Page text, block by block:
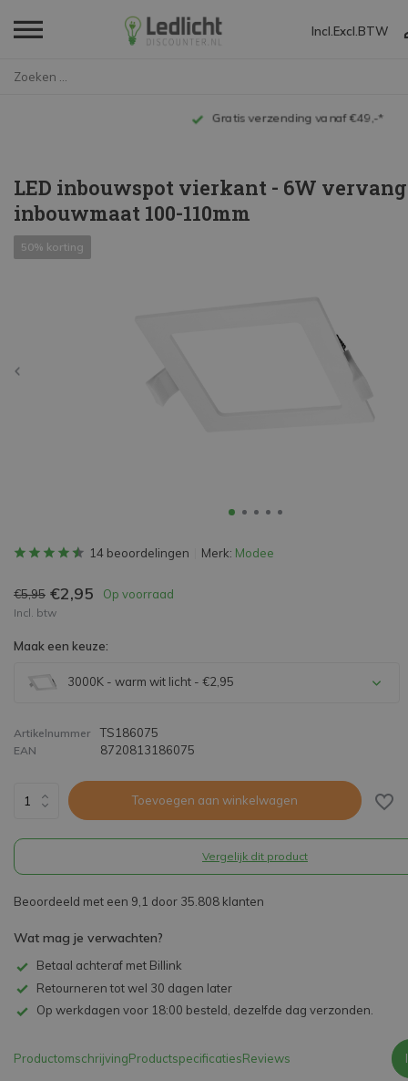
Incl. Excl. BTW
Gratis verzending vanaf €49,-*
LED inbouwspot vierkant - 6W
inbouwmaat 100-110mm
50% korting
14 beoordelingen Merk: Modee
€5,95 €2,95 Op voorraad
Incl. btw
Maak een keuze:
3000K - warm wit licht - €2,95
Artikelnummer TS186075
EAN 8720813186075
Toevoegen aan winkelwagen
Vergelijk dit product
Beoordeeld met een 9,1 door 35.808 klanten
Wat mag je verwachten?
Betaal achteraf met Billink
Retourneren tot wel 30 dagen later
Op werkdagen voor 18:00 besteld, dezelfde dag verzonden.
ProductomschrijvingProductspecificatiesReviews